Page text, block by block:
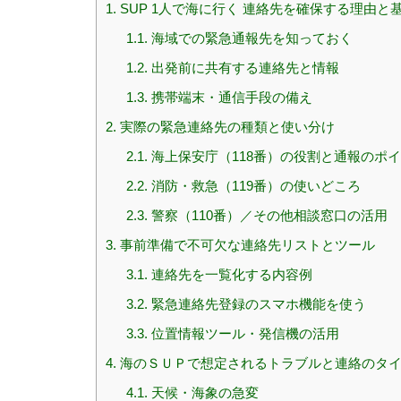
1. SUP 1人で海に行く 連絡先を確保する理由と
1.1. 海域での緊急通報先を知っておく
1.2. 出発前に共有する連絡先と情報
1.3. 携帯端末・通信手段の備え
2. 実際の緊急連絡先の種類と使い分け
2.1. 海上保安庁（118番）の役割と通報のポ
2.2. 消防・救急（119番）の使いどころ
2.3. 警察（110番）／その他相談窓口の活用
3. 事前準備で不可欠な連絡先リストとツール
3.1. 連絡先を一覧化する内容例
3.2. 緊急連絡先登録のスマホ機能を使う
3.3. 位置情報ツール・発信機の活用
4. 海のＳＵＰで想定されるトラブルと連絡のタ
4.1. 天候・海象の急変